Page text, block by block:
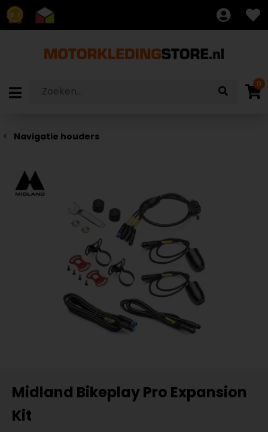
8.7
0
Navigatie houders
Midland Bikeplay Pro Expansion
Kit